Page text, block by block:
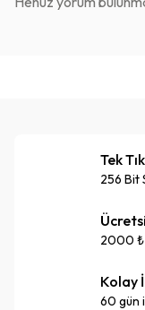
Tek
256 Bit
2000 ₺
Kolay
60 gün